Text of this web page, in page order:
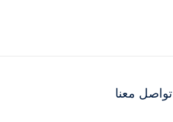
تواصل معنا